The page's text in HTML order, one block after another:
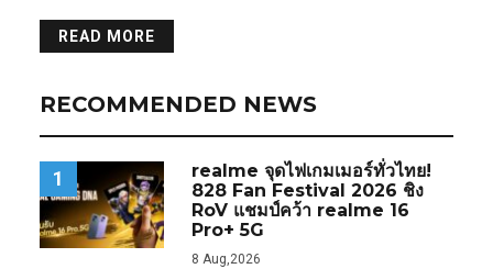
READ MORE
RECOMMENDED NEWS
1
realme จุดไฟเกมเมอร์ทั่วไทย!
828 Fan Festival 2026 ชิง
RoV แชมป์คว้า realme 16
Pro+ 5G
8 Aug,2026